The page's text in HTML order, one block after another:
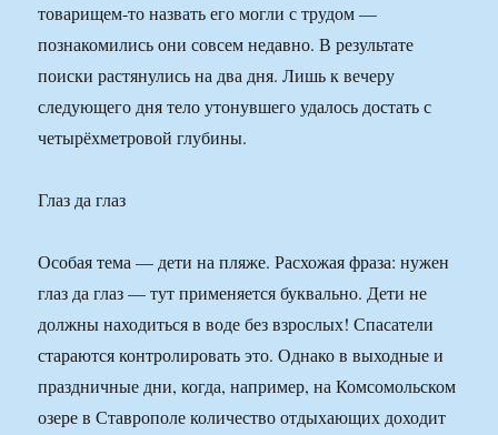
товарищем-то назвать его могли с трудом —
познакомились они совсем недавно. В результате
поиски растянулись на два дня. Лишь к вечеру
следующего дня тело утонувшего удалось достать с
четырёхметровой глубины.
Глаз да глаз
Особая тема — дети на пляже. Расхожая фраза: нужен
глаз да глаз — тут применяется буквально. Дети не
должны находиться в воде без взрослых! Спасатели
стараются контролировать это. Однако в выходные и
праздничные дни, когда, например, на Комсомольском
озере в Ставрополе количество отдыхающих доходит